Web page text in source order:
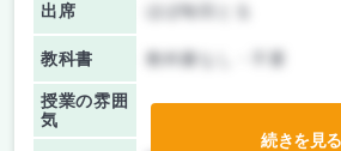
出席 ほぼ毎回とる
教科書 教科書なし・不要
授業の雰囲
気
続きを見る